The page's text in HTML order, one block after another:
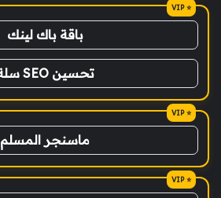
باقة باك لينك
تحسين SEO سلة
ماسنجر المسلم